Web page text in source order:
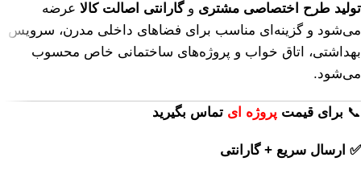
تولید طرح اختصاصی مشتری وگارانتی اصالت کالا عرضه
می‌شود و گزینه‌ای مناسب برای فضاهای داخلی مدرن، سرویس
بهداشتی، اتاق خواب و پروژه‌های ساختمانی خاص محسوب
می‌شود.
📞 برای قیمت پروژه ای تماس بگیرید
✅ ارسال سریع + گارانتی